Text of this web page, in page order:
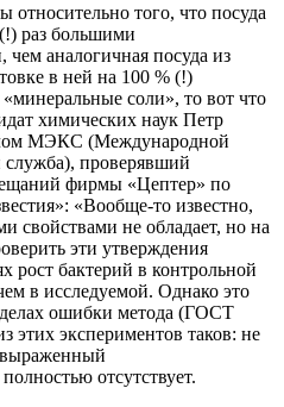
относительно того, что посуда
раз большими
аналогичная посуда из
в ней на 100 % (!)
соли», то вот что
химических наук Петр
МЭКС (Международной
служба), проверявший
фирмы «Цептер» по
«Вообще-то известно,
свойствами не обладает, но на
эти утверждения
рост бактерий в контрольной
в исследуемой. Однако это
ошибки метода (ГОСТ
экспериментов таков: не
отсутствует.